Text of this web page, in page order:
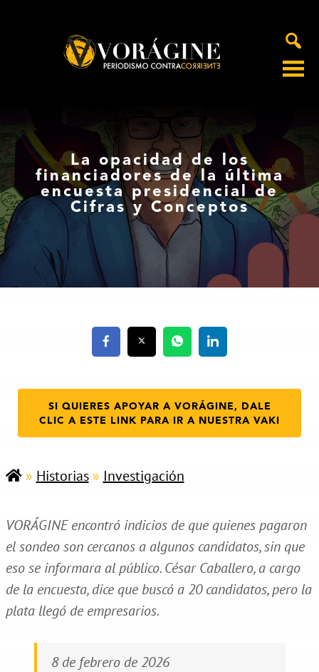
La opacidad de los
financiadores de la última
encuesta presidencial de
Cifras y Conceptos
SI QUIERES APOYAR A VORÁGINE, DALE
CLIC A ESTE LINK PARA IR A NUESTRA VAKI
» Historias» Investigación
VORÁGINE encontró indicios de que quienes pagaron
el sondeo son cercanos a algunos candidatos, sin que
eso se informara al público. César Caballero, a cargo
de la encuesta, dice que buscó a 20 candidatos, pero la
plata llegó de empresarios.
8 de febrero de 2026